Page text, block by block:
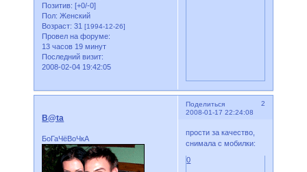
Позитив: [+0/-0]
Пол: Женский
Возраст: 31[1994-12-26]
Провел на форуме:
13 часов 19 минут
Последний визит:
2008-02-04 19:42:05
Поделиться
2
2008-01-17 22:24:08
B@ta
БоГаЧёВоЧкА
прости за качество,
снимала с мобилки:
0